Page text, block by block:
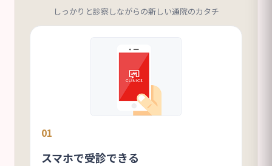
しっかりと診察しながらの新しい通院のカタチ
01
スマホで受診できる